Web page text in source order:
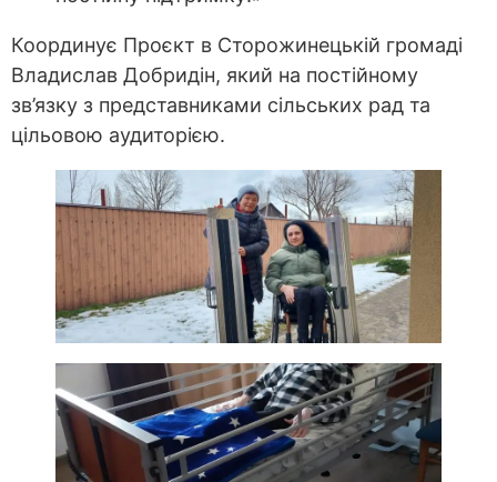
Координує Проєкт в Сторожинецькій громаді
Владислав Добридін, який на постійному
зв’язку з представниками сільських рад та
цільовою аудиторією.